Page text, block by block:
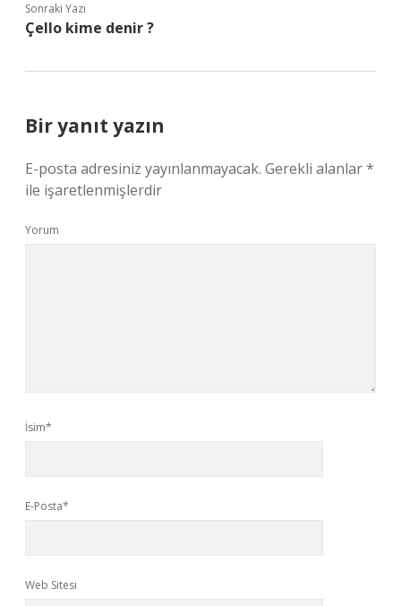
Sonraki Yazı
Çello kime denir ?
Bir yanıt yazın
E-posta adresiniz yayınlanmayacak. Gerekli alanlar*
ile işaretlenmişlerdir
Yorum
İsim*
E-Posta*
Web Sitesi